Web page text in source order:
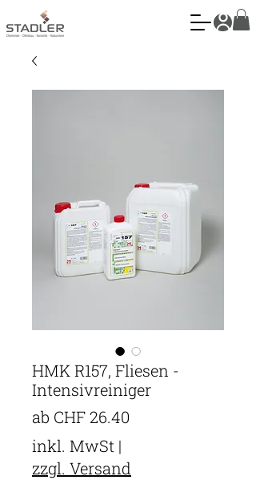
HMK R157, Fliesen -
Intensivreiniger
ab CHF 26.40
inkl. MwSt |
zzgl. Versand